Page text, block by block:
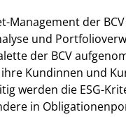
Management der
und
der BCV
Kundinnen und
werden die ESG-
in